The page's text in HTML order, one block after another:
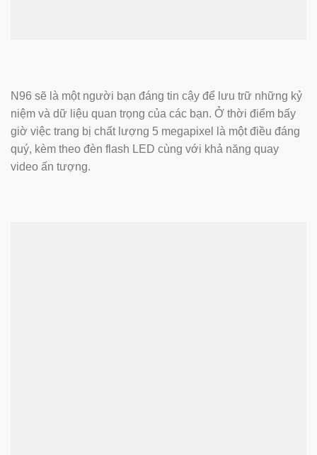
N96 sẽ là một người bạn đáng tin cậy để lưu trữ những kỷ
niệm và dữ liệu quan trọng của các bạn. Ở thời điểm bấy
giờ việc trang bị chất lượng 5 megapixel là một điều đáng
quý, kèm theo đèn flash LED cùng với khả năng quay
video ấn tượng.